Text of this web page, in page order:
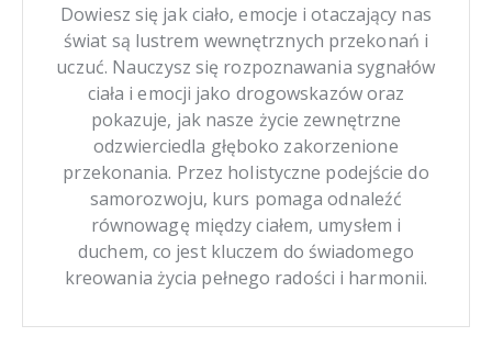
Dowiesz się jak ciało, emocje i otaczający nas
świat są lustrem wewnętrznych przekonań i
uczuć. Nauczysz się rozpoznawania sygnałów
ciała i emocji jako drogowskazów oraz
pokazuje, jak nasze życie zewnętrzne
odzwierciedla głęboko zakorzenione
przekonania. Przez holistyczne podejście do
samorozwoju, kurs pomaga odnaleźć
równowagę między ciałem, umysłem i
duchem, co jest kluczem do świadomego
kreowania życia pełnego radości i harmonii.